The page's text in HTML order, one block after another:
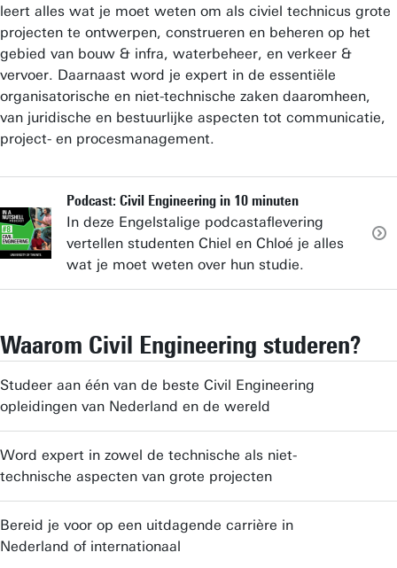
leert alles wat je moet weten om als civiel technicus grote
projecten te ontwerpen, construeren en beheren op het
gebied van bouw & infra, waterbeheer, en verkeer &
vervoer. Daarnaast word je expert in de essentiële
organisatorische en niet-technische zaken daaromheen,
van juridische en bestuurlijke aspecten tot communicatie,
project- en procesmanagement.
Podcast: Civil Engineering in 10 minuten
In deze Engelstalige podcastaflevering
vertellen studenten Chiel en Chloé je alles
wat je moet weten over hun studie.
Waarom Civil Engineering studeren?
Studeer aan één van de beste Civil Engineering
opleidingen van Nederland en de wereld
Word expert in zowel de technische als niet-
technische aspecten van grote projecten
Bereid je voor op een uitdagende carrière in
Nederland of internationaal